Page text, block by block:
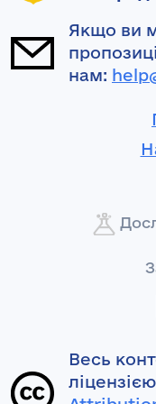
Якщо ви
нам:
Весь
ліцензією